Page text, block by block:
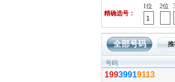
精确选号：
1位 2位
全部号码 推
号码
19939919113